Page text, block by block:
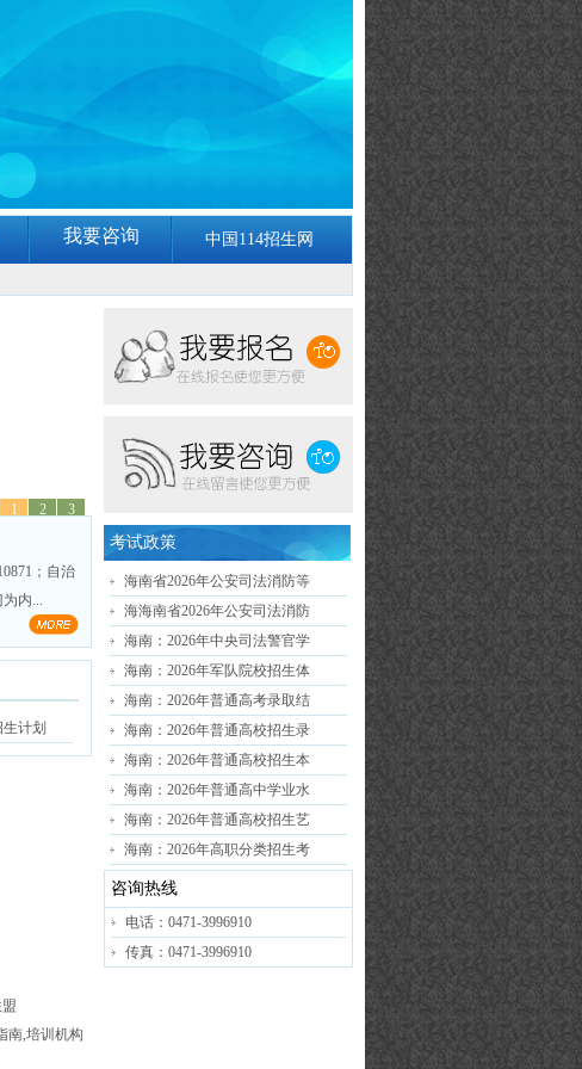
我要咨询 中国114招生网
3
2
1
；自治
内...
计划
考试政策
海南省2026年公安司法消防等
海海南省2026年公安司法消防
海南：2026年中央司法警官学
海南：2026年军队院校招生体
海南：2026年普通高考录取结
海南：2026年普通高校招生录
海南：2026年普通高校招生本
海南：2026年普通高中学业水
海南：2026年普通高校招生艺
海南：2026年高职分类招生考
咨询热线
电话：0471-3996910
传真：0471-3996910
南,培训机构